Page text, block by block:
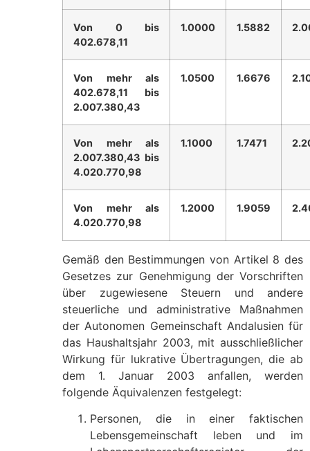
Von 0 bis
402.678,11
1.0000 1.5882
Von mehr als
402.678,11 bis
2.007.380,43
1.0500 1.6676
Von mehr als
2.007.380,43 bis
4.020.770,98
1.1000 1.7471
Von mehr als
4.020.770,98
1.2000 1.9059
Gemäß den Bestimmungen von Artikel 8 des
Gesetzes zur Genehmigung der Vorschriften
über zugewiesene Steuern und andere
steuerliche und administrative Maßnahmen
der Autonomen Gemeinschaft Andalusien für
das Haushaltsjahr 2003, mit ausschließlicher
Wirkung für lukrative Übertragungen, die ab
dem 1. Januar 2003 anfallen, werden
folgende Äquivalenzen festgelegt:
Personen, die in einer faktischen
Lebensgemeinschaft leben und im